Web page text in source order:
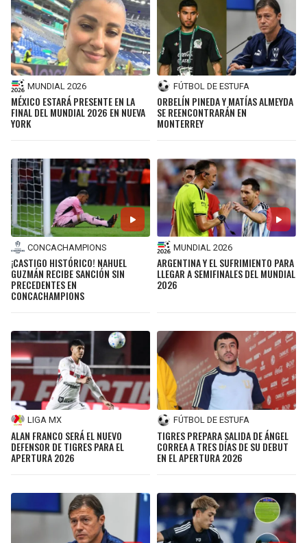
PANTHERS
SAINTS
BUCCANEERS
JAZZ
MUNDIAL 2026
MÉXICO ESTARÁ PRESENTE EN LA
FINAL DEL MUNDIAL 2026 EN NUEVA
YORK
FÚTBOL DE ESTUFA
ORBELÍN PINEDA Y MATÍAS ALMEYDA
SE REENCONTRARÁN EN
MONTERREY
CONCACHAMPIONS
¡CASTIGO HISTÓRICO! NAHUEL
GUZMÁN RECIBE SANCIÓN SIN
PRECEDENTES EN
CONCACHAMPIONS
MUNDIAL 2026
ARGENTINA Y EL SUFRIMIENTO PARA
LLEGAR A SEMIFINALES DEL MUNDIAL
2026
LIGA MX
ALAN FRANCO SERÁ EL NUEVO
DEFENSOR DE TIGRES PARA EL
APERTURA 2026
FÚTBOL DE ESTUFA
TIGRES PREPARA SALIDA DE ÁNGEL
CORREA A TRES DÍAS DE SU DEBUT
EN EL APERTURA 2026